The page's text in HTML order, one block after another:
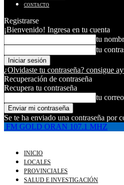
CONTACTO
Registrarse
¡Bienvenido! Ingresa en tu cuenta
tu
tu
¿Olvidaste tu contraseña? consigue
Recuperación de contraseña
Recupera tu contraseña
tu
Se te ha enviado una contraseña por
FM GOLD ORAN 107.1 MHZ
INICIO
LOCALES
PROVINCIALES
SALUD E INVESTIGACIÓN